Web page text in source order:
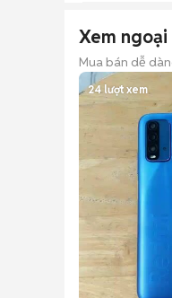
Xem
Mua bán dễ
24 lượt xem